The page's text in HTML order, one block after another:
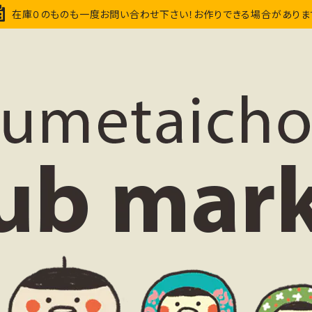
在庫０のものも一度お問い合わせ下さい！お作りできる場合がありま